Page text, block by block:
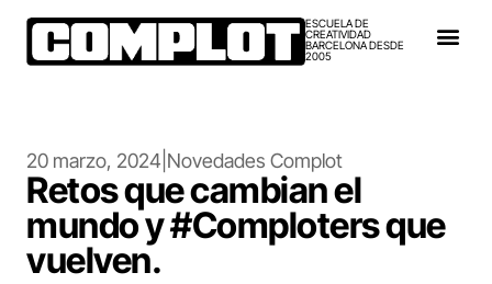
ESCUELA DE
CREATIVIDAD
BARCELONA DESDE
2005
20 marzo, 2024 Novedades Complot
Retos que cambian el
mundo y #Comploters que
vuelven.